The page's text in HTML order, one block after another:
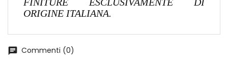
ORIGINE ITALIANA.
chat Commenti (0)